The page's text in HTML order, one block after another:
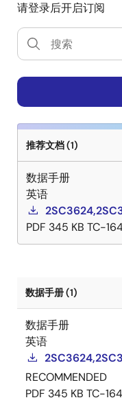
请登录后开启订阅
推荐文档 (1)
数据手册
英语
PDF 345 KB TC-
数据手册 (1)
数据手册
英语
RECOMMENDED
PDF 345 KB TC-